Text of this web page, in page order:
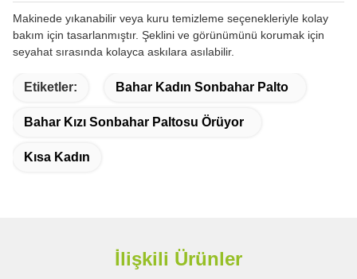
Makinede yıkanabilir veya kuru temizleme seçenekleriyle kolay
bakım için tasarlanmıştır. Şeklini ve görünümünü korumak için
seyahat sırasında kolayca askılara asılabilir.
Etiketler: Bahar Kadın Sonbahar Palto
Bahar Kızı Sonbahar Paltosu Örüyor
Kısa Kadın
İlişkili Ürünler